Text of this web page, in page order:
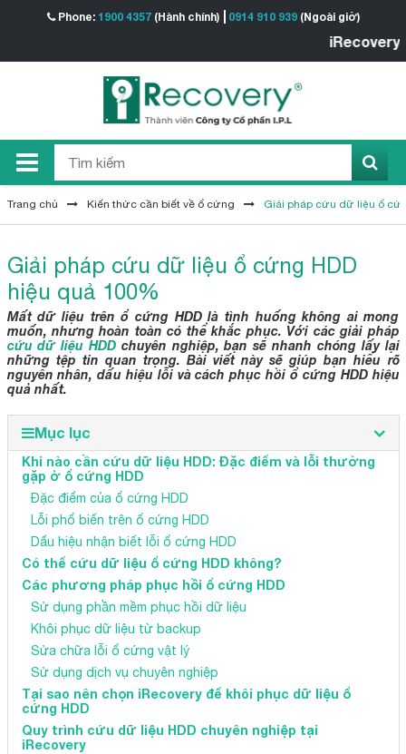
Phone: 1900 4357(Hành chính) 0914 910 939(Ngoài giờ)
iRecovery -
Trang chủ Kiến thức cần biết về ổ cứng Giải pháp cứu dữ liệu ổ
Giải pháp cứu dữ liệu ổ cứng HDD
hiệu quả 100%
Mất dữ liệu trên ổ cứng HDD là tình huống không ai mong
muốn, nhưng hoàn toàn có thể khắc phục. Với các giải pháp
cứu dữ liệu HDDchuyên nghiệp, bạn sẽ nhanh chóng lấy lại
những tệp tin quan trọng. Bài viết này sẽ giúp bạn hiểu rõ
nguyên nhân, dấu hiệu lỗi và cách phục hồi ổ cứng HDD hiệu
quả nhất.
Mục lục
Khi nào cần cứu dữ liệu HDD: Đặc điểm và lỗi thường
gặp ở ổ cứng HDD
Đặc điểm của ổ cứng HDD
Lỗi phổ biến trên ổ cứng HDD
Dấu hiệu nhận biết lỗi ổ cứng HDD
Có thể cứu dữ liệu ổ cứng HDD không?
Các phương pháp phục hồi ổ cứng HDD
Sử dụng phần mềm phục hồi dữ liệu
Khôi phục dữ liệu từ backup
Sửa chữa lỗi ổ cứng vật lý
Sử dụng dịch vụ chuyên nghiệp
Tại sao nên chọn iRecovery để khôi phục dữ liệu ổ
cứng HDD
Quy trình cứu dữ liệu HDD chuyên nghiệp tại
iRecovery